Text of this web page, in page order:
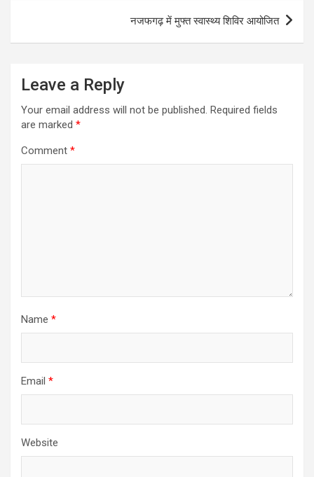
नजफगढ़ में मुफ्त स्वास्थ्य शिविर आयोजित
Leave a Reply
Your email address will not be published. Required fields
are marked *
Comment *
Name *
Email *
Website